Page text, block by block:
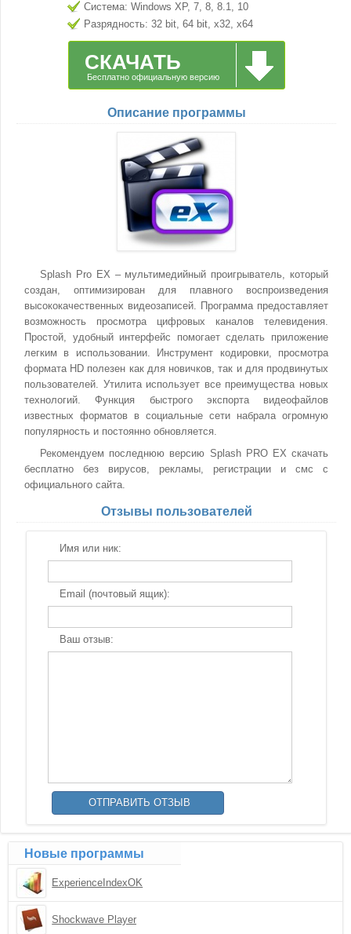
Система: Windows XP, 7, 8, 8.1, 10
Разрядность: 32 bit, 64 bit, x32, x64
СКАЧАТЬ
Бесплатно официальную версию
Описание программы
Splash Pro EX – мультимедийный проигрыватель, который
создан, оптимизирован для плавного воспроизведения
высококачественных видеозаписей. Программа предоставляет
возможность просмотра цифровых каналов телевидения.
Простой, удобный интерфейс помогает сделать приложение
легким в использовании. Инструмент кодировки, просмотра
формата HD полезен как для новичков, так и для продвинутых
пользователей. Утилита использует все преимущества новых
технологий. Функция быстрого экспорта видеофайлов
известных форматов в социальные сети набрала огромную
популярность и постоянно обновляется.
Рекомендуем последнюю версию Splash PRO EX скачать
бесплатно без вирусов, рекламы, регистрации и смс с
официального сайта.
Отзывы пользователей
Имя или ник:
Email (почтовый ящик):
Ваш отзыв:
Новые программы
ExperienceIndexOK
Shockwave Player